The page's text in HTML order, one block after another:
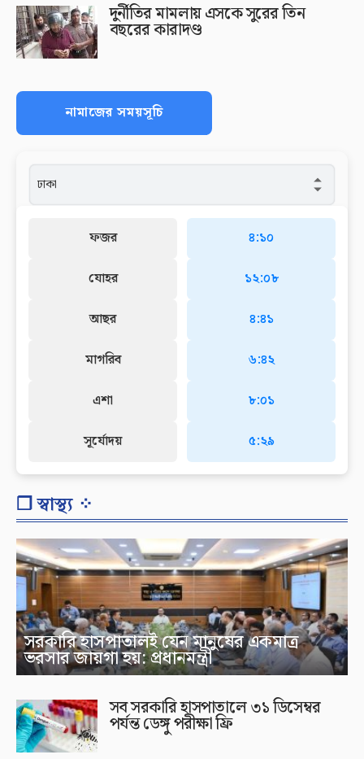
দুর্নীতির মামলায় এসকে সুরের তিন
বছরের কারাদণ্ড
নামাজের সময়সূচি
ফজর
যোহর
আছর
মাগরিব
এশা
সূর্যোদয়
৪:১০
১২:০৮
৪:৪১
৬:৪২
৮:০১
৫:২৯
❐ স্বাস্থ্য ⁘
সরকারি হাসপাতালই যেন মানুষের একমাত্র
ভরসার জায়গা হয়: প্রধানমন্ত্রী
সব সরকারি হাসপাতালে ৩১ ডিসেম্বর
পর্যন্ত ডেঙ্গু পরীক্ষা ফ্রি